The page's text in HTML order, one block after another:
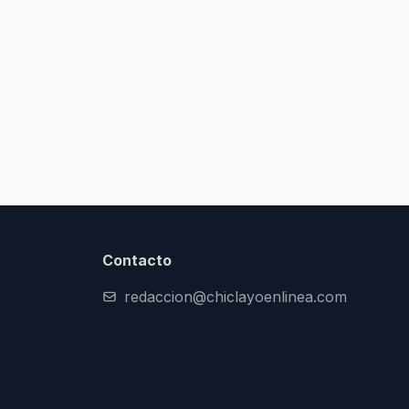
Contacto
redaccion@chiclayoenlinea.com